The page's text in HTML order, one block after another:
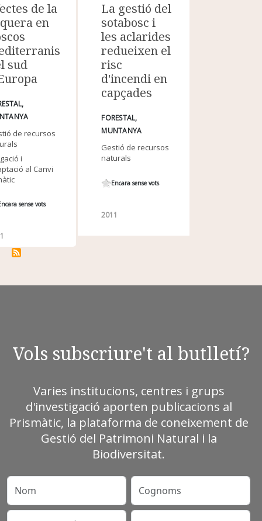
de la
en
sud
de recursos
i
al Canvi
sense vots
La gestió del
sotabosc i
les aclarides
redueixen el
risc
d'incendi en
capçades
FORESTAL
MUNTANYA
Gestió de recursos
naturals
Encara sense vots
2011
Vols subscriure't al butlletí?
Varies institucions, centres i grups
d'investigació aporten publicacions al
Prismàtic, la plataforma de coneixement de
Gestió del Patrimoni Natural i la
Biodiversitat.
Nom Cognoms
Correu electrònic Entitat